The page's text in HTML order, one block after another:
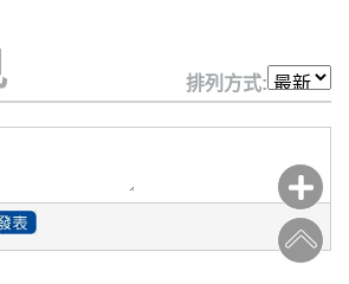
排列方式: